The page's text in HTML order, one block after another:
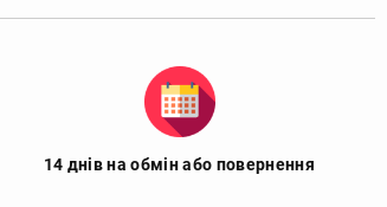
14 днів на обмін або повернення